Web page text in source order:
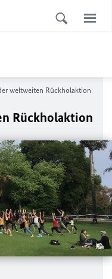
weltweiten Rückholaktion
Rückholaktion